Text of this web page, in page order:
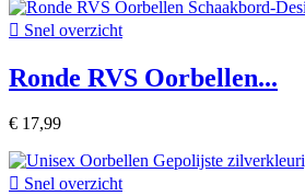
 Snel overzicht
Ronde RVS Oorbellen...
€ 17,99
 Snel overzicht